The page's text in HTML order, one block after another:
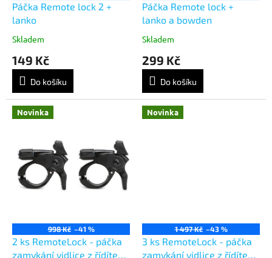
Páčka Remote lock 2 +
lanko
Skladem
149 Kč
Do košíku
Páčka Remote lock +
lanko a bowden
Skladem
299 Kč
Do košíku
Novinka
998 Kč –41 %
2 ks RemoteLock - páčka
zamykání vidlice z řídítek
Novinka
1 497 Kč –43 %
3 ks RemoteLock - páčka
zamykání vidlice z řídítek